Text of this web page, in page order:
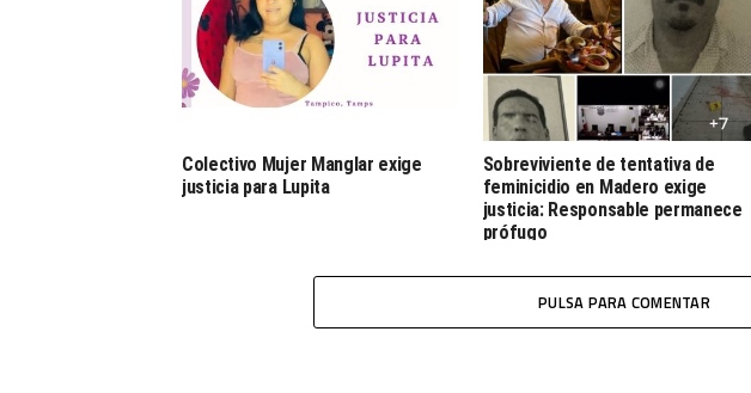
Colectivo Mujer Manglar exige
justicia para Lupita
Sobreviviente de tentativa de
feminicidio en Madero exige
justicia: Responsable permanece
prófugo
PULSA PARA COMENTAR